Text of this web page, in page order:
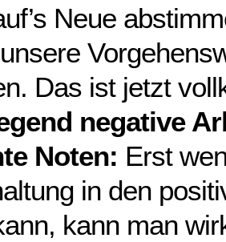
Neue
Das ist jetzt
negative
Noten: Erst
in den
kann man